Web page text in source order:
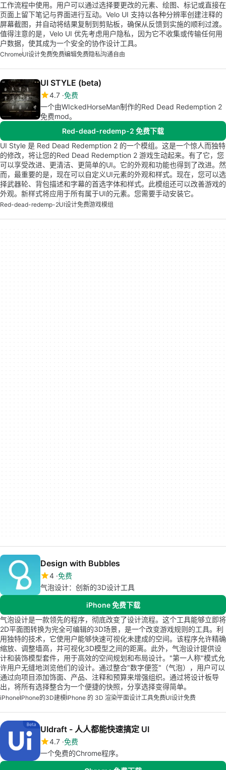
工作流程中使用。用户可以通过选择要更改的元素、绘图、标记或直接在
页面上留下笔记与界面进行互动。Velo UI 支持以各种分辨率创建注释的
屏幕截图，并自动将结果复制到剪贴板，确保从反馈到实施的顺利过渡。
值得注意的是，Velo UI 优先考虑用户隐私，因为它不收集或传输任何用
户数据，使其成为一个安全的协作设计工具。
ChromeUI设计免费免费编辑免费隐私沟通自由
UI STYLE (beta)
4.7 免费
一个由WIckedHorseMan制作的Red Dead Redemption 2
免费mod。
Red-dead-redemp-2 免费下载
UI Style 是 Red Dead Redemption 2 的一个模组。这是一个惊人而独特
的修改，将让您的Red Dead Redemption 2 游戏生动起来。有了它，您
可以享受改进、更清洁、更简单的UI。它的外观和功能也得到了改进。然
而，最重要的是，现在可以自定义UI元素的外观和样式。现在，您可以选
择武器轮、背包描述和字幕的首选字体和样式。此模组还可以改善游戏的
外观。新样式将应用于所有属于UI的元素。您需要手动安装它。
Red-dead-redemp-2UI设计免费游戏模组
Design with Bubbles
4 免费
气泡设计：创新的3D设计工具
iPhone 免费下载
气泡设计是一款领先的程序，彻底改变了设计流程。这个工具能够立即将
2D平面图转换为完全可编辑的3D场景，是一个改变游戏规则的工具。利
用独特的技术，它使用户能够快速可视化未建成的空间。该程序允许精确
缩放、调整墙高，并可视化3D模型之间的距离。此外，气泡设计提供设
计和装饰模型套件，用于高效的空间规划和布局设计。"第一人称"模式允
许用户无缝地浏览他们的设计。通过整合"数字便签"（气泡），用户可以
通过向项目添加饰面、产品、注释和预算来增强组织。通过将设计板导
出，将所有选择整合为一个便捷的快照，分享选择变得简单。
iPhoneIPhone的3D建模IPhone 的 3D 渲染平面设计工具免费UI设计免费
UIdraft - 人人都能快速搞定 UI
4.7 免费
一个免费的Chrome程序。